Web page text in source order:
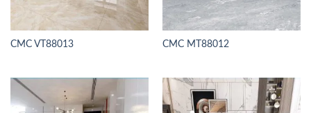
CMC VT88013 CMC MT88012